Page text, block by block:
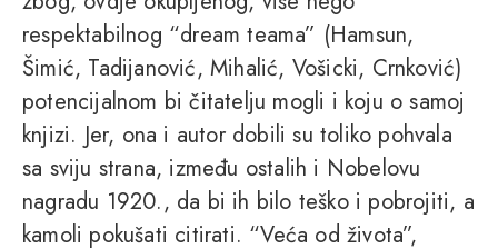
respektabilnog “dream teama” (Hamsun,
Šimić, Tadijanović, Mihalić, Vošicki, Crnković)
potencijalnom bi čitatelju mogli i koju o samoj
knjizi. Jer, ona i autor dobili su toliko pohvala
sa sviju strana, između ostalih i Nobelovu
nagradu 1920., da bi ih bilo teško i pobrojiti, a
kamoli pokušati citirati. “Veća od života”,